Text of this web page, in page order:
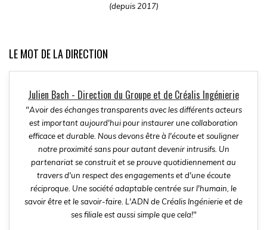
(depuis 2017)
LE MOT DE LA DIRECTION
Julien Bach - Direction du Groupe et de Créalis Ingénierie
"Avoir des échanges transparents avec les différents acteurs
est important aujourd'hui pour instaurer une collaboration
efficace et durable. Nous devons être à l'écoute et souligner
notre proximité sans pour autant devenir intrusifs. Un
partenariat se construit et se prouve quotidiennement au
travers d'un respect des engagements et d'une écoute
réciproque. Une société adaptable centrée sur l'humain, le
savoir être et le savoir-faire. L'ADN de Créalis Ingénierie et de
ses filiale est aussi simple que cela!"